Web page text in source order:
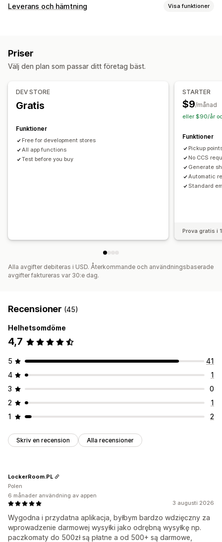
Leverans och hämtning Visa funktioner
Spårning i realtid
Leveranskarta
Priser
Välj den plan som passar ditt företag bäst.
DEV STORE
Gratis
Funktioner
Free for development stores
All app functions
Test before you buy
STARTER
$9/månad
eller $90/år
Funktioner
Pickup
No CCS
Generate
Automatic
Standard
Prova gratis i
Alla avgifter debiteras i USD. Återkommande och användningsbaserade
avgifter faktureras var 30:e dag.
Recensioner (45)
Helhetsomdöme
4,7
5
41
4
1
3
0
2
1
1
2
Skriv en recension Alla recensioner
3 augusti 2026
Wygodna i przydatna aplikacja, byłbym bardzo wdzięczny za
wprowadzenie darmowej wysyłki jako odrębną wysyłkę np.
paczkomaty do 500zł są płatne a od 500+ są darmowe,
LockerRoom.PL
Polen
6 månader användning av appen